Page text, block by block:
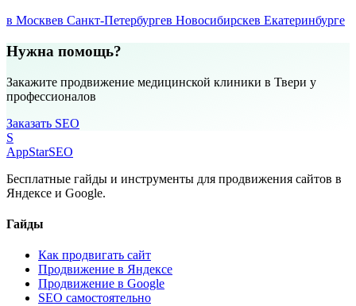
в Москвев Санкт-Петербургев Новосибирскев Екатеринбурге
Нужна помощь?
Закажите продвижение медицинской клиники в Твери у
профессионалов
Заказать SEO
S
AppStarSEO
Бесплатные гайды и инструменты для продвижения сайтов в
Яндексе и Google.
Гайды
Как продвигать сайт
Продвижение в Яндексе
Продвижение в Google
SEO самостоятельно